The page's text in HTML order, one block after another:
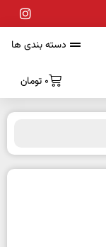
دسته بندی ها
0 تومان